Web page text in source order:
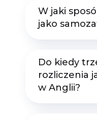
W jaki
jako
Do kiedy
rozliczenia
w Anglii?